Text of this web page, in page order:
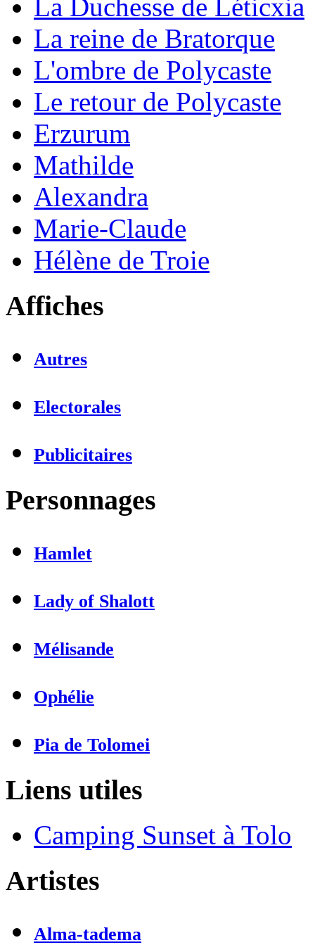
La Duchesse de Léticxia
La reine de Bratorque
L'ombre de Polycaste
Le retour de Polycaste
Erzurum
Mathilde
Alexandra
Marie-Claude
Hélène de Troie
Affiches
Autres
Electorales
Publicitaires
Personnages
Hamlet
Lady of Shalott
Mélisande
Ophélie
Pia de Tolomei
Liens utiles
Camping Sunset à Tolo
Artistes
Alma-tadema